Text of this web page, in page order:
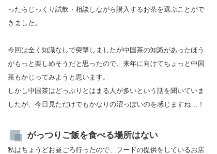
ったらじっくり試飲・相談しながら購入するお茶を選ぶことがで
きました。
今回は全く知識なしで突撃しましたが中国茶の知識があったほう
がもっと楽しめそうだと思ったので、来年に向けてちょっと中国
茶もかじってみようと思います。
しかし中国茶はどっぷりとはまる人が多いという話を聞いていま
したが、今日見ただけでもかなりの沼っぽいのを感じますね…！
がっつりご飯を食べる場所はない
私はちょうどお昼ごろ行ったので、フードの提供をしているお店